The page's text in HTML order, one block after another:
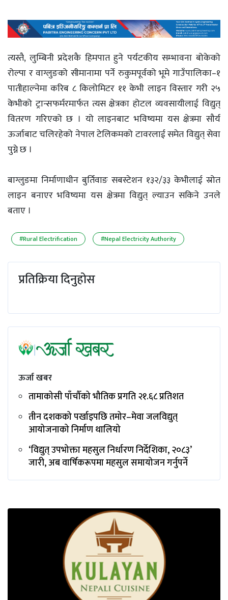
त्यस्तै, लुम्बिनी प्रदेशकै हिमपात हुने पर्यटकीय सम्भावना बोकेको
रोल्पा र वाग्लुङको सीमानामा पर्ने रुकुमपूर्वको भूमे गाउँपालिका–१
पातीहाल्नेमा करिब ८ किलोमिटर ११ केभी लाइन विस्तार गरी २५
केभीको ट्रान्सफर्मरमार्फत त्यस क्षेत्रका होटल व्यवसायीलाई विद्युत्
वितरण गरिएको छ । यो लाइनबाट भविष्यमा यस क्षेत्रमा सौर्य
ऊर्जाबाट चलिरहेको नेपाल टेलिकमको टावरलाई समेत विद्युत् सेवा
पुग्ने छ ।
बाग्लुङमा निर्माणाधीन बुर्तिवाङ सबस्टेशन १३२/३३ केभीलाई स्रोत
लाइन बनाएर भविष्यमा यस क्षेत्रमा विद्युत् ल्याउन सकिने उनले
बताए ।
#Rural Electrification #Nepal Electricity Authority
प्रतिक्रिया दिनुहोस
ऊर्जा खबर
तामाकोसी पाँचौँको भौतिक प्रगति २१.६८ प्रतिशत
तीन दशकको पर्खाइपछि तमोर–मेवा जलविद्युत्
आयोजनाको निर्माण थालियो
‘विद्युत् उपभोक्ता महसुल निर्धारण निर्देशिका, २०८३’
जारी, अब वार्षिकरूपमा महसुल समायोजन गर्नुपर्ने